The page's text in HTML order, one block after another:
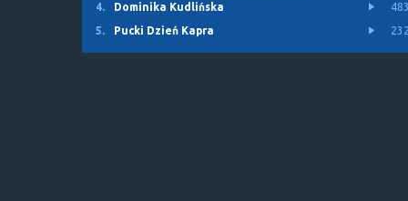
4.
Dominika Kudlińska
5.
Pucki Dzień Kapra